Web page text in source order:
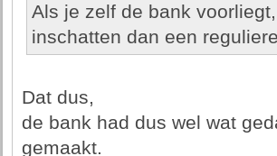
Als je zelf de bank
inschatten dan een
Dat dus,
de bank had dus wel wat
gemaakt.